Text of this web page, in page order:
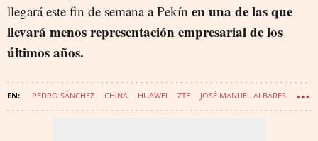
llegará este fin de semana a Pekín en una de las que
llevará menos representación empresarial de los
últimos años.
PEDRO SÁNCHEZ CHINA HUAWEI ZTE JOSÉ MANUEL ALBARES